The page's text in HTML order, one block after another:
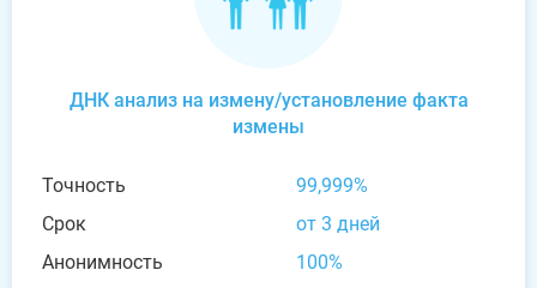
ДНК анализ на измену/установление факта
измены
Точность
99,999%
Срок
от 3 дней
Анонимность
100%